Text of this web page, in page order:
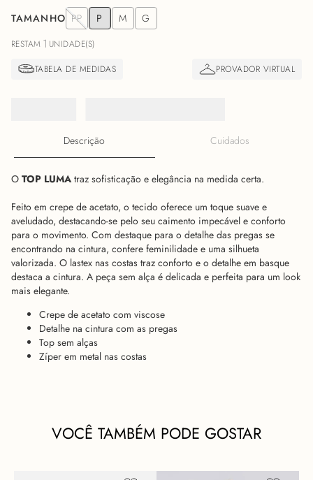
TAMANHO PP P M G
RESTAM 1 UNIDADE(S)
Descrição Cuidados
O TOP LUMA traz sofisticação e elegância na medida certa.
Feito em crepe de acetato, o tecido oferece um toque suave e
aveludado, destacando-se pelo seu caimento impecável e conforto
para o movimento. Com destaque para o detalhe das pregas se
encontrando na cintura, confere feminilidade e uma silhueta
valorizada. O lastex nas costas traz conforto e o detalhe em basque
destaca a cintura. A peça sem alça é delicada e perfeita para um look
mais elegante.
Crepe de acetato com viscose
Detalhe na cintura com as pregas
Top sem alças
Zíper em metal nas costas
VOCÊ TAMBÉM PODE GOSTAR